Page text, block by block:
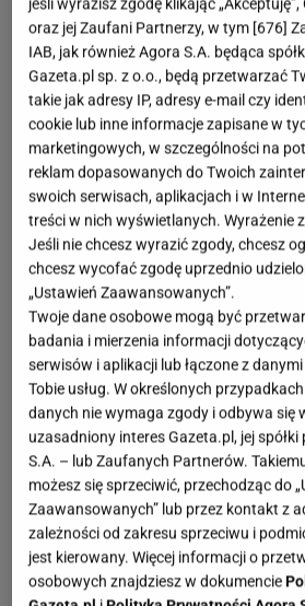
jeśli wyrazisz zgodę klikając
oraz jej Zaufani Partnerzy, w tym [676]
IAB, jak również Agora S.A. będąca
Gazeta.pl sp. z o.o., będą przetwarzać
takie jak adresy IP, adresy e-mail czy
cookie lub inne informacje zapisane w
marketingowych, w szczególności na
reklam dopasowanych do Twoich
swoich serwisach, aplikacjach i w
treści w nich wyświetlanych. Wyrażenie
Jeśli nie chcesz wyrazić zgody, chcesz
chcesz wycofać zgodę uprzednio
„Ustawień Zaawansowanych”.
Twoje dane osobowe mogą być
badania i mierzenia informacji
serwisów i aplikacji lub łączone z
Tobie usług. W określonych
danych nie wymaga zgody i odbywa się
uzasadniony interes Gazeta.pl, jej
S.A. – lub Zaufanych Partnerów.
możesz się sprzeciwić, przechodząc do
Zaawansowanych” lub przez kontakt z
zależności od zakresu sprzeciwu i
jest kierowany. Więcej informacji o
osobowych znajdziesz w dokumencie